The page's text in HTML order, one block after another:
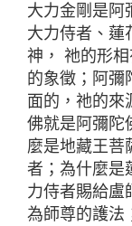
大力金剛是阿
大力侍者、蓮
神， 祂的形
的象徵；阿彌
面的，祂的來
佛就是阿彌陀
麼是地藏王菩
者；為什麼是
力侍者賜給盧
為師尊的護法